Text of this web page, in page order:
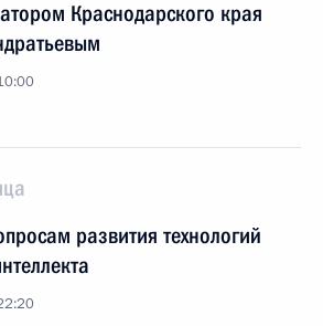
Краснодарского края
развития технологий